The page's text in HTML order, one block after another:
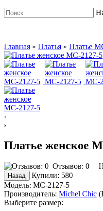
Главная » Платья » Платье
‹
›
Платье женское
Отзывов: 0 |
Купили: 580
Модель: MC-2127-5
Производитель: Michel Chic
Выберите размер: